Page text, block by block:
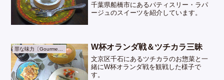
千葉県船橋市にあるパティスリー・ラパ
ージュのスイーツを紹介しています。
罪な味力〔Gourmet〕 W杯オランダ戦＆ツチカラ三昧
文京区千石にあるツチカラのお惣菜と一
緒にW杯オランダ戦を観戦した様子で
す。